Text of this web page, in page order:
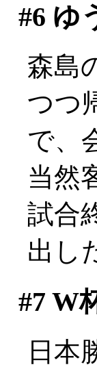
#6 ゆ
森島
つつ
で、
当然
試合
出し
#7 W
日本